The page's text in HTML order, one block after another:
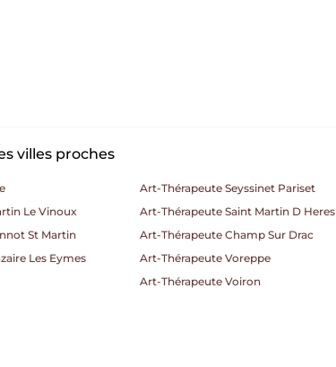
villes proches
Art-Thérapeute Seyssinet Pariset
Le Vinoux
Art-Thérapeute Saint Martin D Heres
St Martin
Art-Thérapeute Champ Sur Drac
Les Eymes
Art-Thérapeute Voreppe
Art-Thérapeute Voiron